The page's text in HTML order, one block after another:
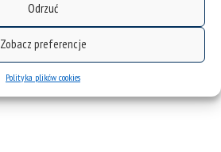
Odrzuć
Zobacz preferencje
Polityka plików cookies